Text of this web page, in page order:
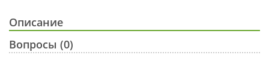
Описание
Вопросы (0)